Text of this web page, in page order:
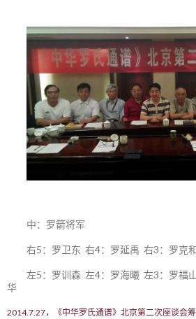
中：罗箭将军
右5：罗卫东 右4：罗延禹 右3：罗克
左5：罗训森 左4：罗海曦 左3：罗福
华
2014.7.27，《中华罗氏通谱》北京第二次座谈会